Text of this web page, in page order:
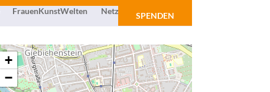
FrauenKunstWelten Netzwerk Über uns
SPENDEN
+
−